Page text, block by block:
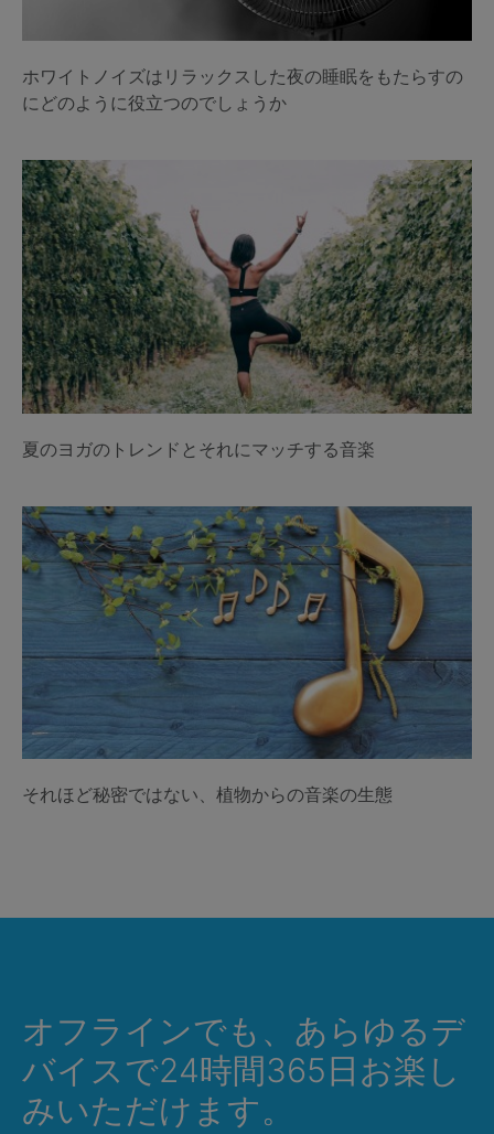
ホワイトノイズはリラックスした夜の睡眠をもたらすの
にどのように役立つのでしょうか
夏のヨガのトレンドとそれにマッチする音楽
それほど秘密ではない、植物からの音楽の生態
オフラインでも、あらゆるデ
バイスで24時間365日お楽し
みいただけます。